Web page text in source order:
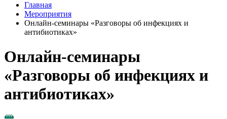
Главная
Мероприятия
Онлайн-семинары «Разговоры об инфекциях и
антибиотиках»
Онлайн-семинары
«Разговоры об инфекциях и
антибиотиках»